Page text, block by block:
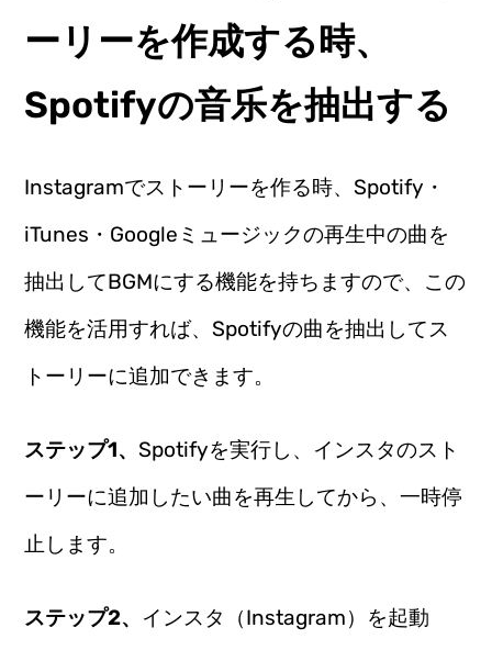
ーリーを作成する時、
Spotifyの音乐を抽出する
Instagramでストーリーを作る時、Spotify・
iTunes・Googleミュージックの再生中の曲を
抽出してBGMにする機能を持ちますので、この
機能を活用すれば、Spotifyの曲を抽出してス
トーリーに追加できます。
ステップ1、Spotifyを実行し、インスタのスト
ーリーに追加したい曲を再生してから、一時停
止します。
ステップ2、 インスタ（Instagram）を起動